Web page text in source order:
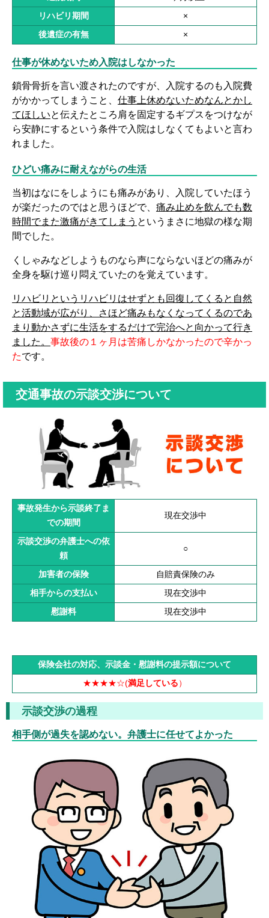
リハビリ期間 ×
後遺症の有無 ×
仕事が休めないため入院はしなかった
鎖骨骨折を言い渡されたのですが、入院するのも入院費
がかかってしまうこと、 仕事上休めないためなんとかし
てほしいと伝えたところ肩を固定するギプスをつけなが
ら安静にするという条件で入院はしなくてもよいと言わ
れました。
ひどい痛みに耐えながらの生活
当初はなにをしようにも痛みがあり、入院していたほう
が楽だったのではと思うほどで、 痛み止めを飲んでも数
時間でまた激痛がきてしまう というまさに地獄の様な期
間でした。
くしゃみなどしようものなら声にならないほどの痛みが
全身を駆け巡り悶えていたのを覚えています。
リハビリというリハビリはせずとも回復してくると自然
と活動域が広がり、さほど痛みもなくなってくるのであ
まり動かさずに生活をするだけで完治へと向かって行き
ました。 事故後の１ヶ月は苦痛しかなかったので辛かっ
たです。
交通事故の示談交渉について
事故発生から示談終了ま
での期間
現在交渉中
示談交渉の弁護士への依
頼
○
加害者の保険 自賠責保険のみ
相手からの支払い 現在交渉中
慰謝料 現在交渉中
保険会社の対応、示談金・慰謝料の提示額について
★★★★☆(満足している ）
示談交渉の過程
相手側が過失を認めない。弁護士に任せてよかった